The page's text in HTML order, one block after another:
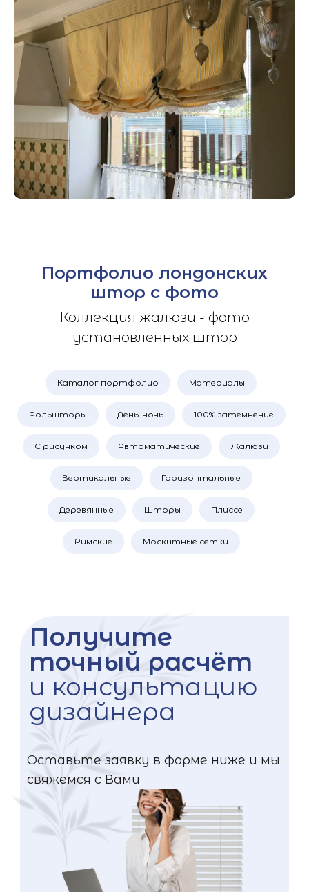
Портфолио лондонских
штор с фото
Коллекция жалюзи - фото
установленных штор
Каталог портфолио Материалы
Рольшторы День-ночь 100% затемнение
С рисунком Автоматические Жалюзи
Вертикальные Горизонтальные
Деревянные Шторы Плиссе
Римские Москитные сетки
Получите
точный расчёт
и консультацию
дизайнера
Оставьте заявку в форме ниже и мы
свяжемся с Вами